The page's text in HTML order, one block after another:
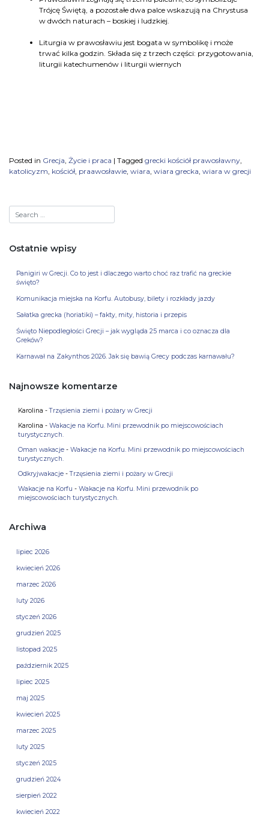
Trójcę Świętą, a pozostałe dwa palce wskazują na Chrystusa
w dwóch naturach – boskiej i ludzkiej.
Liturgia w prawosławiu jest bogata w symbolikę i może
trwać kilka godzin. Składa się z trzech części: przygotowania,
liturgii katechumenów i liturgii wiernych
Posted in Grecja Życie i praca | Tagged grecki kościół prawosławny
katolicyzm kościół praawosławie wiara wiara grecka wiara w grecji
Ostatnie wpisy
Panigiri w Grecji. Co to jest i dlaczego warto choć raz trafić na greckie
święto?
Komunikacja miejska na Korfu. Autobusy, bilety i rozkłady jazdy
Sałatka grecka (horiatiki) – fakty, mity, historia i przepis
Święto Niepodległości Grecji – jak wygląda 25 marca i co oznacza dla
Greków?
Karnawał na Zakynthos 2026. Jak się bawią Grecy podczas karnawału?
Najnowsze komentarze
Karolina -Trzęsienia ziemi i pożary w Grecji
Karolina - Wakacje na Korfu. Mini przewodnik po miejscowościach
turystycznych.
Oman wakacje - Wakacje na Korfu. Mini przewodnik po miejscowościach
turystycznych.
Odkryjwakacje -Trzęsienia ziemi i pożary w Grecji
Wakacje na Korfu - Wakacje na Korfu. Mini przewodnik po
miejscowościach turystycznych.
Archiwa
lipiec 2026
kwiecień 2026
marzec 2026
luty 2026
styczeń 2026
grudzień 2025
listopad 2025
październik 2025
lipiec 2025
maj 2025
kwiecień 2025
marzec 2025
luty 2025
styczeń 2025
grudzień 2024
sierpień 2022
kwiecień 2022